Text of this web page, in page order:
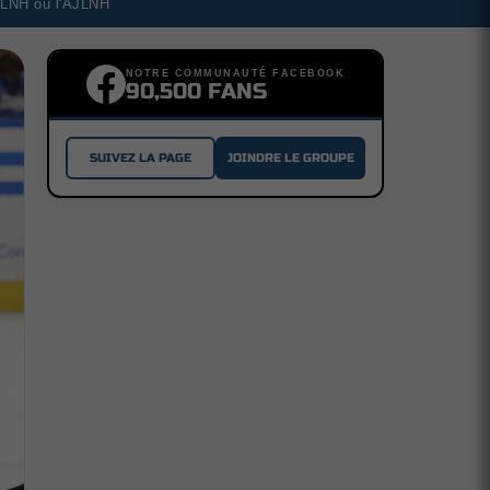
ou l'AJLNH
NOTRE COMMUNAUTÉ FACEBOOK
90,500 FANS
SUIVEZ LA PAGE JOINDRE LE GROUPE